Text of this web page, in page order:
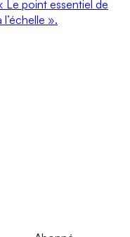
Le point essentiel de
».